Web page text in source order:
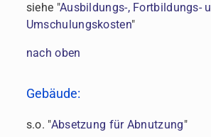
siehe "Ausbildungs-, Fortbildungs-
Umschulungskosten"
nach oben
Gebäude:
s.o. "Absetzung für Abnutzung"